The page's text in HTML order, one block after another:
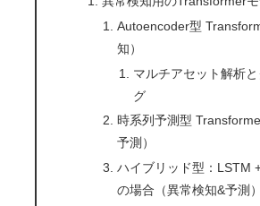
Autoencoder型
知）
マルチアセット解析
グ
時系列予測型
予測）
ハイブリッド型：LSTM
の場合（異常検知&予測）